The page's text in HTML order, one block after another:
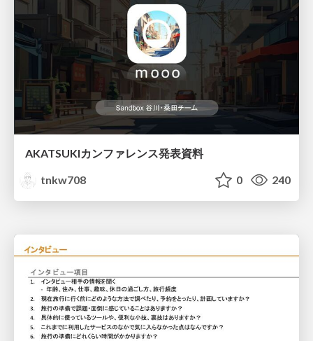
AKATSUKIカンファレンス発表資料
tnkw708
0 240